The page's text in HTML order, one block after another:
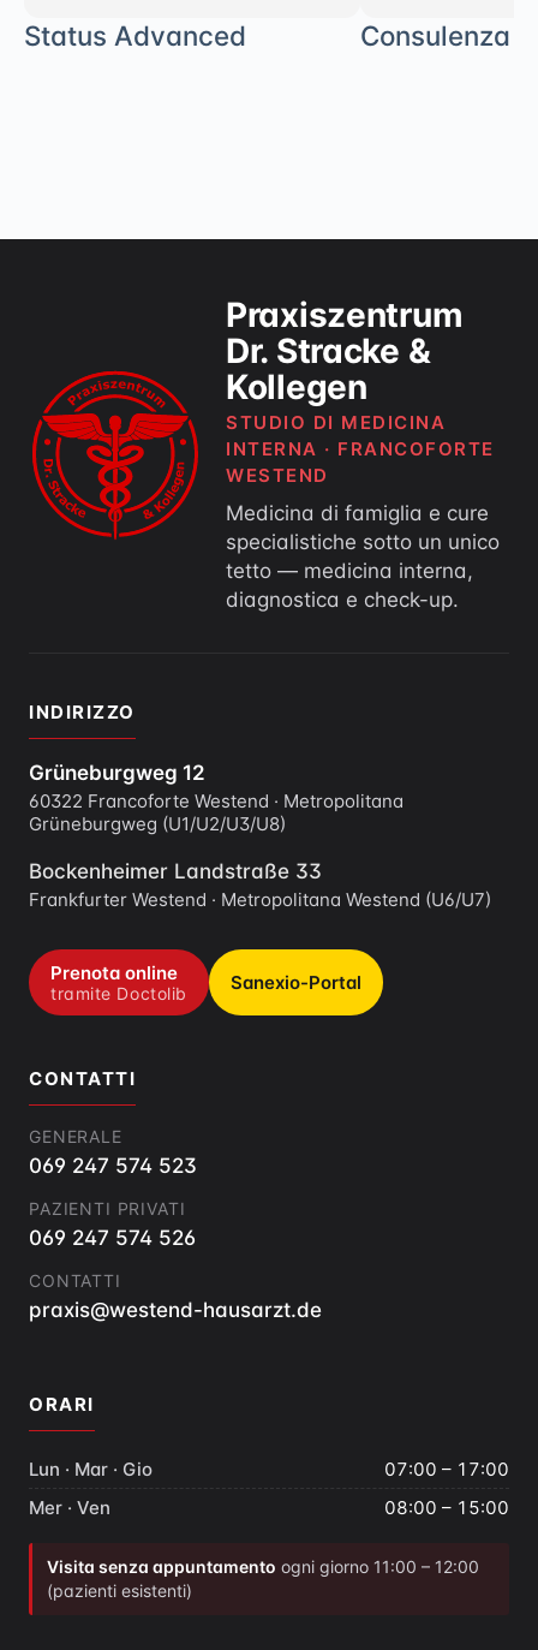
Status Advanced Consulenza
Praxiszentrum
Dr. Stracke &
Kollegen
STUDIO DI MEDICINA
INTERNA · FRANCOFORTE
WESTEND
Medicina di famiglia e cure
specialistiche sotto un unico
tetto — medicina interna,
diagnostica e check-up.
INDIRIZZO
Grüneburgweg 12
60322 Francoforte Westend · Metropolitana
Grüneburgweg (U1/U2/U3/U8)
Bockenheimer Landstraße 33
Frankfurter Westend · Metropolitana Westend (U6/U7)
Prenota online
tramite Doctolib Sanexio-Portal
CONTATTI
GENERALE
069 247 574 523
PAZIENTI PRIVATI
069 247 574 526
CONTATTI
praxis@westend-hausarzt.de
ORARI
Lun · Mar · Gio
07:00 – 17:00
Mer · Ven
08:00 – 15:00
Visita senza appuntamento ogni giorno 11:00 – 12:00
(pazienti esistenti)